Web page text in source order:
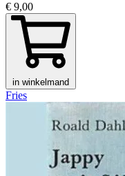
€ 9,00
in winkelmand
Fries